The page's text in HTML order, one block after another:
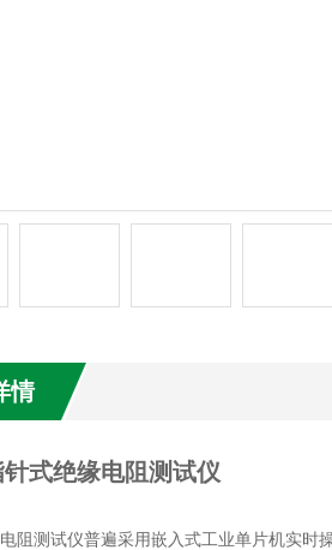
情
式绝缘电阻测试仪
阻测试仪普遍采用嵌入式工业单片机实时